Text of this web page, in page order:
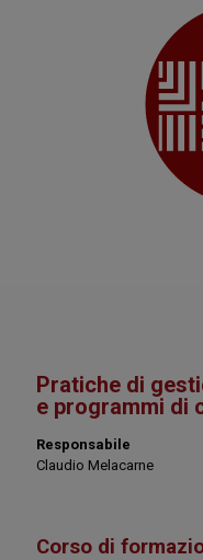
Pratiche di
e programmi di
Responsabile
Claudio Melacarne
Corso di